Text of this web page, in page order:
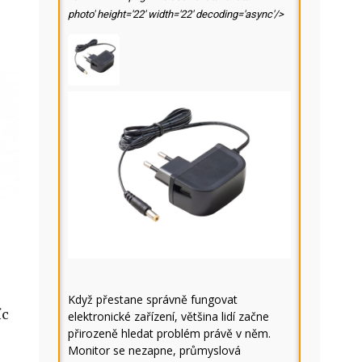
photo' height='22' width='22' decoding='async'/>
Když přestane správně fungovat
elektronické zařízení, většina lidí začne
přirozeně hledat problém právě v něm.
Monitor se nezapne, průmyslová